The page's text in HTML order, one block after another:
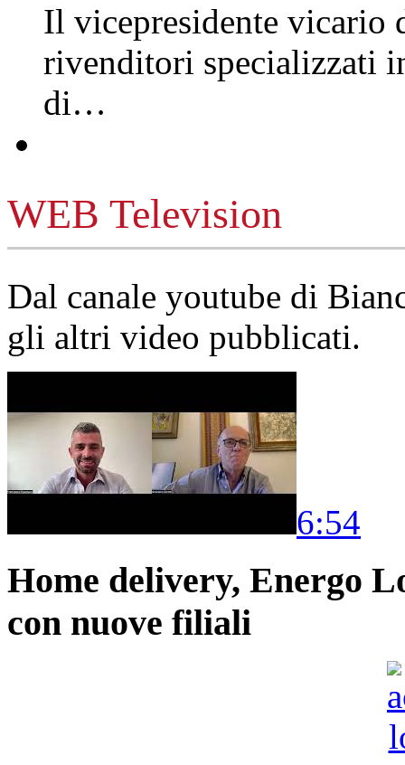
Il vicepresidente vicario
rivenditori specializzati
di…
WEB Television
Dal canale youtube di
gli altri video pubblicati.
6:54
Home delivery, Energo
con nuove filiali